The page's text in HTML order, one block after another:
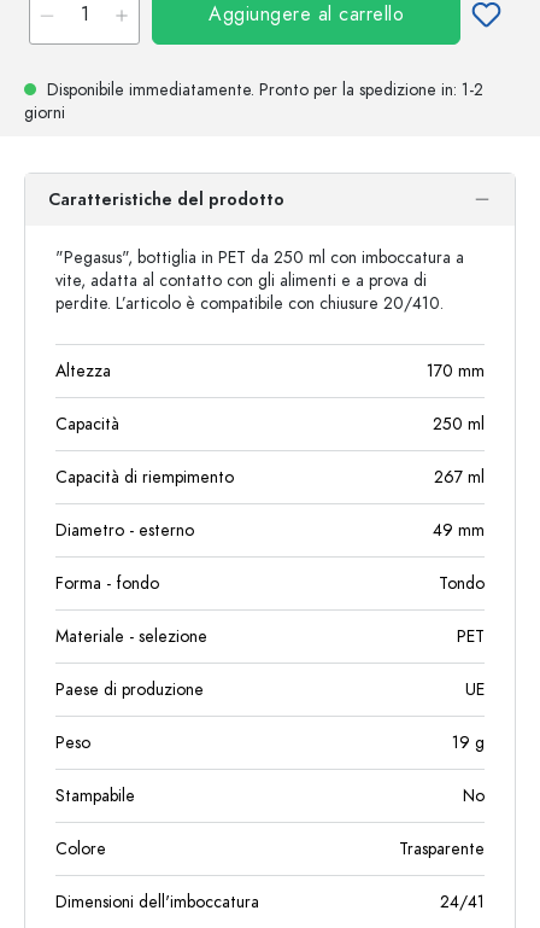
Aggiungere al carrello
Disponibile immediatamente. Pronto per la spedizione in: 1-2
giorni
Caratteristiche del prodotto
"Pegasus", bottiglia in PET da 250 ml con imboccatura a
vite, adatta al contatto con gli alimenti e a prova di
perdite. L’articolo è compatibile con chiusure 20/410.
Altezza 170 mm
Capacità 250 ml
Capacità di riempimento 267 ml
Diametro - esterno 49 mm
Forma - fondo Tondo
Materiale - selezione PET
Paese di produzione UE
Peso 19 g
Stampabile No
Colore Trasparente
Dimensioni dell'imboccatura 24/41